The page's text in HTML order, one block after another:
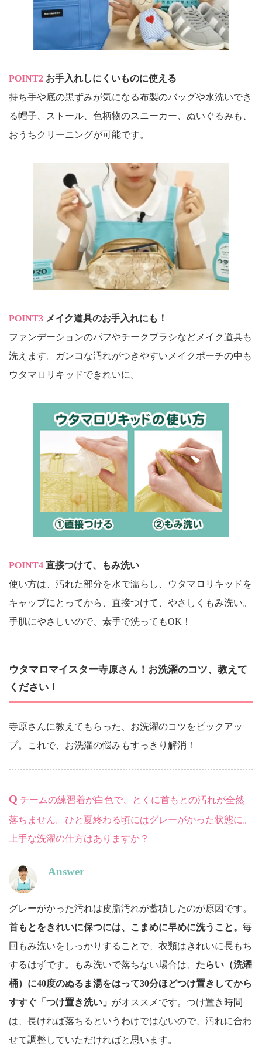
POINT2 お手入れしにくいものに使える
持ち手や底の黒ずみが気になる布製のバッグや水洗いでき
る帽子、ストール、色柄物のスニーカー、ぬいぐるみも、
おうちクリーニングが可能です。
POINT3 メイク道具のお手入れにも！
ファンデーションのパフやチークブラシなどメイク道具も
洗えます。ガンコな汚れがつきやすいメイクポーチの中も
ウタマロリキッドできれいに。
POINT4 直接つけて、もみ洗い
使い方は、汚れた部分を水で濡らし、ウタマロリキッドを
キャップにとってから、直接つけて、やさしくもみ洗い。
手肌にやさしいので、素手で洗ってもOK！
ウタマロマイスター寺原さん！お洗濯のコツ、教えて
ください！
寺原さんに教えてもらった、お洗濯のコツをピックアッ
プ。これで、お洗濯の悩みもすっきり解消！
Q チームの練習着が白色で、とくに首もとの汚れが全然
落ちません。ひと夏終わる頃にはグレーがかった状態に。
上手な洗濯の仕方はありますか？
Answer
グレーがかった汚れは皮脂汚れが蓄積したのが原因です。
首もとをきれいに保つには、こまめに早めに洗うこと。 毎
回もみ洗いをしっかりすることで、衣類はきれいに長もち
するはずです。もみ洗いで落ちない場合は、 たらい（洗濯
桶）に40度のぬるま湯をはって30分ほどつけ置きしてから
すすぐ「つけ置き洗い」 がオススメです。つけ置き時間
は、長ければ落ちるというわけではないので、汚れに合わ
せて調整していただければと思います。